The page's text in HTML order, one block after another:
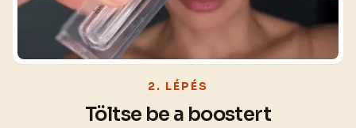
2. LÉPÉS
Töltse be a boostert